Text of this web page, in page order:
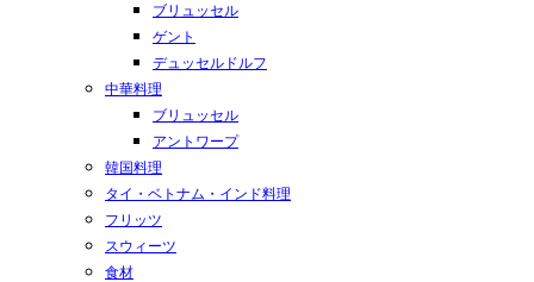
ブリュッセル
ゲント
デュッセルドルフ
中華料理
ブリュッセル
アントワープ
韓国料理
タイ・ベトナム・インド料理
フリッツ
スウィーツ
食材